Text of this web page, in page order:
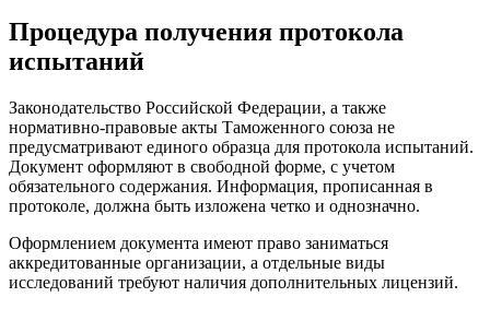
Процедура получения протокола
испытаний
Законодательство Российской Федерации, а также
нормативно-правовые акты Таможенного союза не
предусматривают единого образца для протокола испытаний.
Документ оформляют в свободной форме, с учетом
обязательного содержания. Информация, прописанная в
протоколе, должна быть изложена четко и однозначно.
Оформлением документа имеют право заниматься
аккредитованные организации, а отдельные виды
исследований требуют наличия дополнительных лицензий.